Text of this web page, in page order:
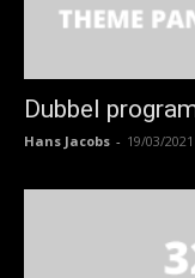
Dubbel
Hans Jacobs - 19/03/2021